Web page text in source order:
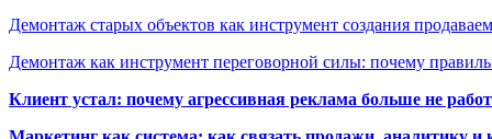
Демонтаж старых объектов как инструмент создания
Демонтаж как инструмент переговорной силы: почему
Клиент устал: почему агрессивная реклама больше не